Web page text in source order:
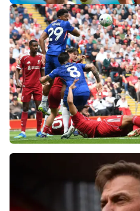
«Слот не тот человек»:
«Ливерпуля» и «Челси»
после ничьей на
Фанаты «Ливерпуля»
неспособностью